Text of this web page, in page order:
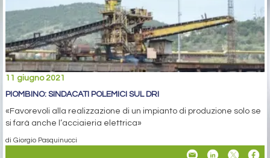
11 giugno 2021
PIOMBINO: SINDACATI POLEMICI SUL DRI
«Favorevoli alla realizzazione di un impianto di produzione solo se
si farà anche l’acciaieria elettrica»
di Giorgio Pasquinucci